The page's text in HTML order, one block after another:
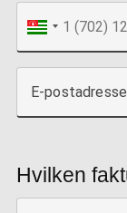
E-postadresse
Hvilken